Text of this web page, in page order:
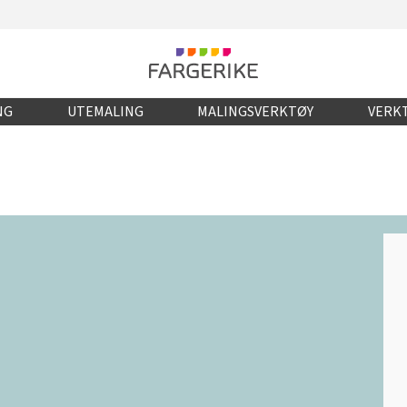
UTEMALING MALINGSVERKTØY